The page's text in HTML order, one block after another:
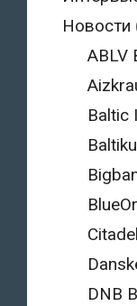
Новости
ABLV
Baltic
DNB